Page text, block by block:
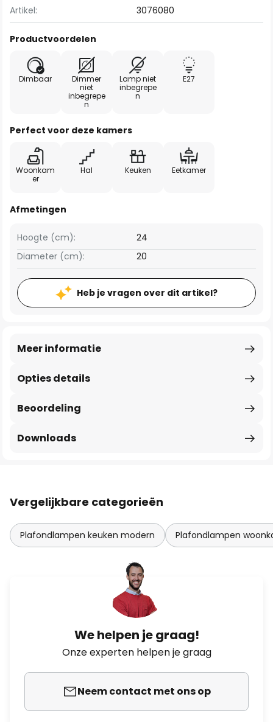
Artikel: 3076080
Productvoordelen
Dimbaar
Dimmer
niet
inbegrepe
n
Lamp niet
inbegrepe
n
E27
Perfect voor deze kamers
Woonkam
er
Hal Keuken Eetkamer
Afmetingen
Hoogte (cm):
24
Diameter (cm):
20
Heb je vragen over dit artikel?
Opties details
Meer informatie
Beoordeling
Downloads
Vergelijkbare categorieën
Plafondlampen keuken modern Plafondlampen
We helpen je graag!
Onze experten helpen je graag
Neem contact met ons op